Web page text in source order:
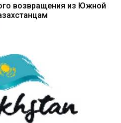
возвращения из Южной